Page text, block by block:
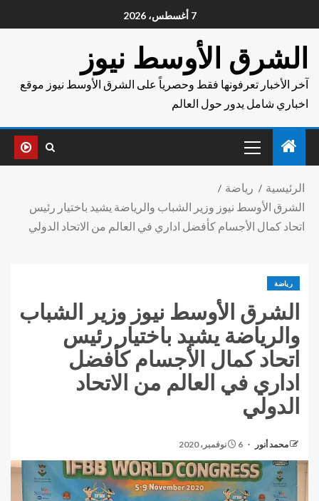
7 أغسطس، 2026
الشرق الأوسط نيوز
آخر الأخبار تعرفونها فقط وحصرياً على الشرق الأوسط نيوز موقع
اخباري شامل يدور حول العالم
الرئيسية
رياضة
الشرق الأوسط نيوز وزير الشباب والرياضة يشيد باختيار رئيس
اتحاد كمال الأجسام كأفضل اداري في العالم من الاتحاد الدولي
رياضة
الشرق الأوسط نيوز وزير الشباب
والرياضة يشيد باختيار رئيس
اتحاد كمال الأجسام كأفضل
اداري في العالم من الاتحاد
الدولي
محمد أنور 6 نوفمبر، 2020